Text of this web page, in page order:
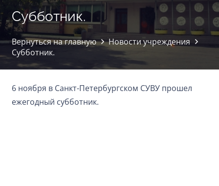
Субботник.
Вернуться на главную
Новости учреждения
Субботник.
6 ноября в Санкт-Петербургском СУВУ прошел
ежегодный субботник.